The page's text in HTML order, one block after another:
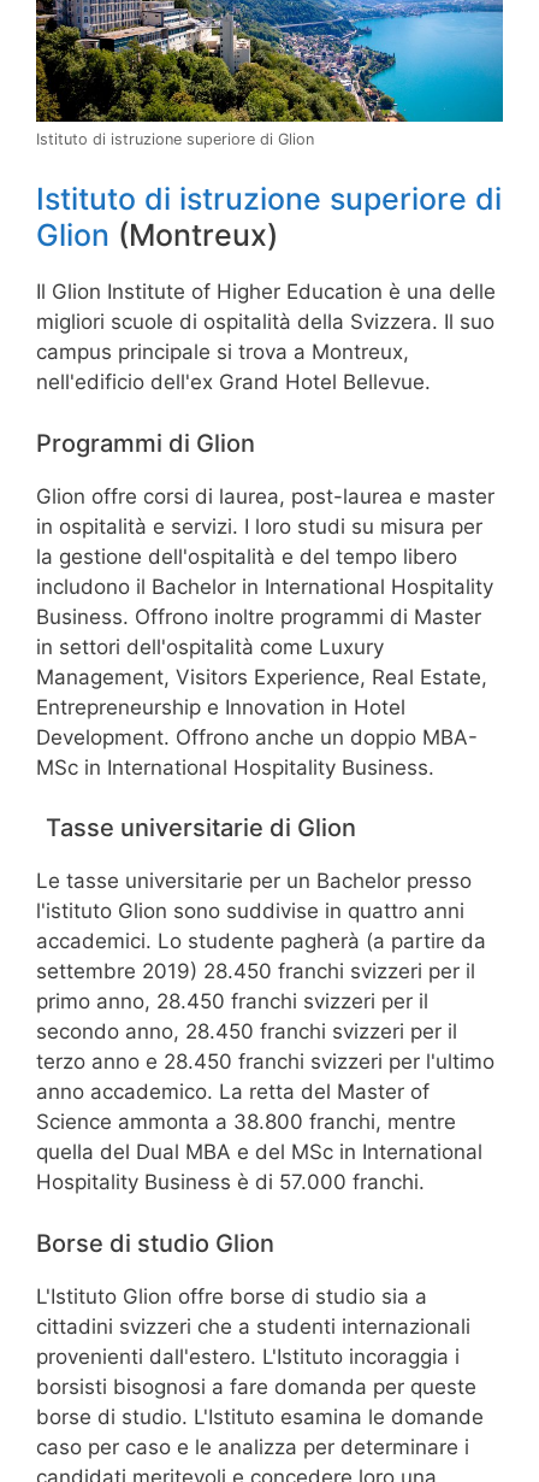
Istituto di istruzione superiore di Glion
Istituto di istruzione superiore di
Glion (Montreux)
Il Glion Institute of Higher Education è una delle
migliori scuole di ospitalità della Svizzera. Il suo
campus principale si trova a Montreux,
nell'edificio dell'ex Grand Hotel Bellevue.
Programmi di Glion
Glion offre corsi di laurea, post-laurea e master
in ospitalità e servizi. I loro studi su misura per
la gestione dell'ospitalità e del tempo libero
includono il Bachelor in International Hospitality
Business. Offrono inoltre programmi di Master
in settori dell'ospitalità come Luxury
Management, Visitors Experience, Real Estate,
Entrepreneurship e Innovation in Hotel
Development. Offrono anche un doppio MBA-
MSc in International Hospitality Business.
Tasse universitarie di Glion
Le tasse universitarie per un Bachelor presso
l'istituto Glion sono suddivise in quattro anni
accademici. Lo studente pagherà (a partire da
settembre 2019) 28.450 franchi svizzeri per il
primo anno, 28.450 franchi svizzeri per il
secondo anno, 28.450 franchi svizzeri per il
terzo anno e 28.450 franchi svizzeri per l'ultimo
anno accademico. La retta del Master of
Science ammonta a 38.800 franchi, mentre
quella del Dual MBA e del MSc in International
Hospitality Business è di 57.000 franchi.
Borse di studio Glion
L'Istituto Glion offre borse di studio sia a
cittadini svizzeri che a studenti internazionali
provenienti dall'estero. L'Istituto incoraggia i
borsisti bisognosi a fare domanda per queste
borse di studio. L'Istituto esamina le domande
caso per caso e le analizza per determinare i
candidati meritevoli e concedere loro una